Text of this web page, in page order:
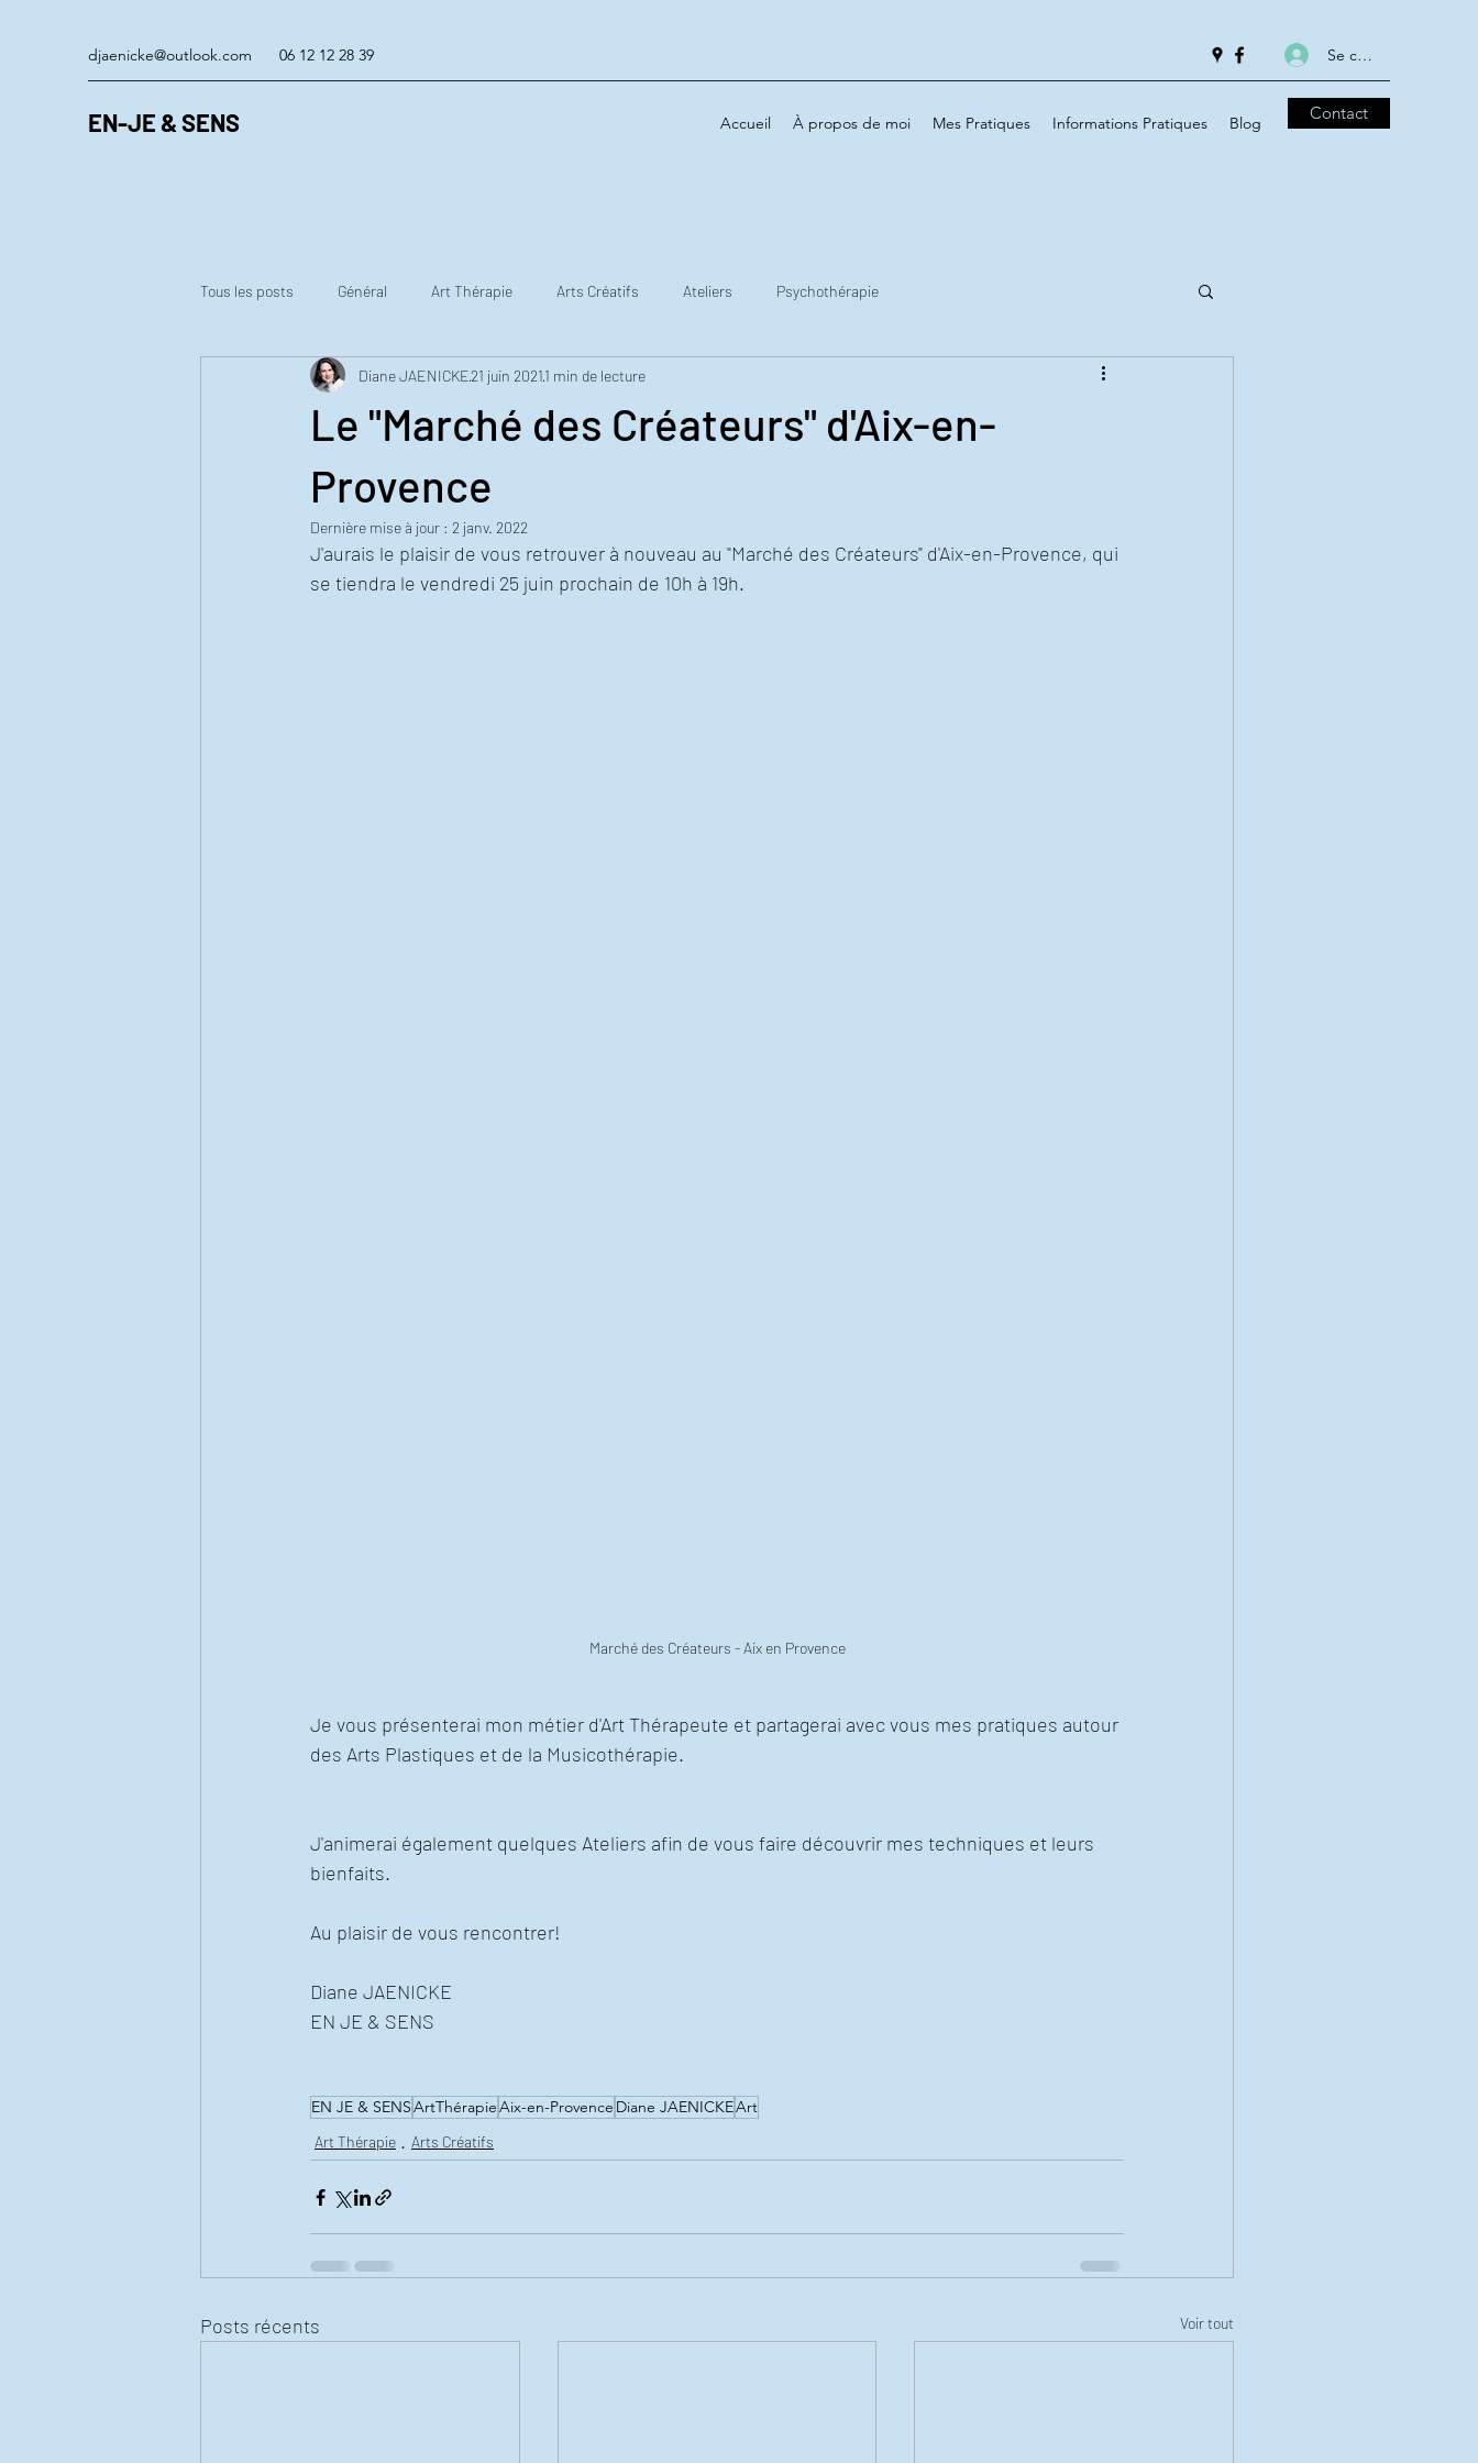
djaenicke@outlook.com 06 12 12 28 39 Se connecter
EN-JE & SENS Accueil À propos de moi Mes Pratiques Informations Pratiques Blog Contact
Tous les posts Général Art Thérapie Arts Créatifs Ateliers Psychothérapie
Le "Marché des Créateurs" d'Aix-en-
Provence
Diane JAENICKE21 juin 20211 min de lecture
Dernière mise à jour : 2 janv. 2022
J'aurais le plaisir de vous retrouver à nouveau au "Marché des Créateurs" d'Aix-en-Provence, qui
se tiendra le vendredi 25 juin prochain de 10h à 19h.
Marché des Créateurs - Aix en Provence
Je vous présenterai mon métier d'Art Thérapeute et partagerai avec vous mes pratiques autour
des Arts Plastiques et de la Musicothérapie.
J'animerai également quelques Ateliers afin de vous faire découvrir mes techniques et leurs
bienfaits.
Au plaisir de vous rencontrer!
Diane JAENICKE
EN JE & SENS
EN JE & SENSArtThérapieAix-en-Provence Diane JAENICKEArt
Art Thérapie Arts Créatifs
Posts récents Voir tout